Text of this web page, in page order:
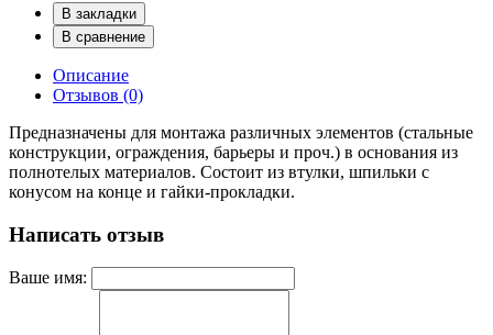
В закладки
В сравнение
Описание
Отзывов (0)
Предназначены для монтажа различных элементов (стальные
конструкции, ограждения, барьеры и проч.) в основания из
полнотелых материалов. Состоит из втулки, шпильки с
конусом на конце и гайки-прокладки.
Написать отзыв
Ваше имя: